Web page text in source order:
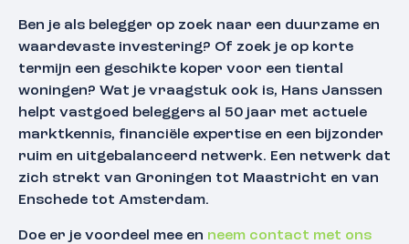
Ben je als belegger op zoek naar een duurzame en
waardevaste investering? Of zoek je op korte
termijn een geschikte koper voor een tiental
woningen? Wat je vraagstuk ook is, Hans Janssen
helpt vastgoed beleggers al 50 jaar met actuele
marktkennis, financiële expertise en een bijzonder
ruim en uitgebalanceerd netwerk. Een netwerk dat
zich strekt van Groningen tot Maastricht en van
Enschede tot Amsterdam.
Doe er je voordeel mee en neem contact met ons